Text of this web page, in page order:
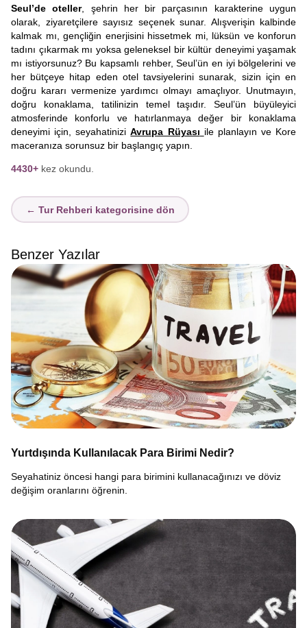
Seul’de oteller, şehrin her bir parçasının karakterine uygun
olarak, ziyaretçilere sayısız seçenek sunar. Alışverişin kalbinde
kalmak mı, gençliğin enerjisini hissetmek mi, lüksün ve konforun
tadını çıkarmak mı yoksa geleneksel bir kültür deneyimi yaşamak
mı istiyorsunuz? Bu kapsamlı rehber, Seul’ün en iyi bölgelerini ve
her bütçeye hitap eden otel tavsiyelerini sunarak, sizin için en
doğru kararı vermenize yardımcı olmayı amaçlıyor. Unutmayın,
doğru konaklama, tatilinizin temel taşıdır. Seul’ün büyüleyici
atmosferinde konforlu ve hatırlanmaya değer bir konaklama
deneyimi için, seyahatiniziAvrupa Rüyası ile planlayın ve Kore
maceranıza sorunsuz bir başlangıç yapın.
4430+ kez okundu.
← Tur Rehberi kategorisine dön
Benzer Yazılar
Yurtdışında Kullanılacak Para Birimi Nedir?
Seyahatiniz öncesi hangi para birimini kullanacağınızı ve döviz
değişim oranlarını öğrenin.